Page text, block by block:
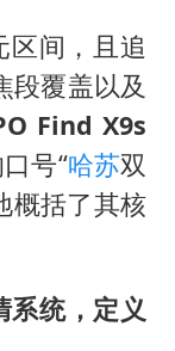
区间，且追
段覆盖以及
Find X9s
号“哈苏双
概括了其核
系统，定义